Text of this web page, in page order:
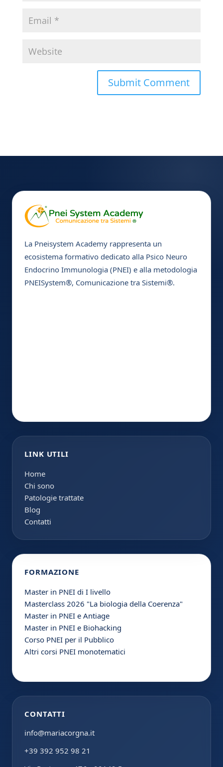
La Pneisystem Academy rappresenta un
ecosistema formativo dedicato alla Psico Neuro
Endocrino Immunologia (PNEI) e alla metodologia
PNEISystem®, Comunicazione tra Sistemi®.
LINK UTILI
Home
Chi sono
Patologie trattate
Blog
Contatti
FORMAZIONE
Master in PNEI di I livello
Masterclass 2026 "La biologia della Coerenza"
Master in PNEI e Antiage
Master in PNEI e Biohacking
Corso PNEI per il Pubblico
Altri corsi PNEI monotematici
CONTATTI
info@mariacorgna.it
+39 392 952 98 21